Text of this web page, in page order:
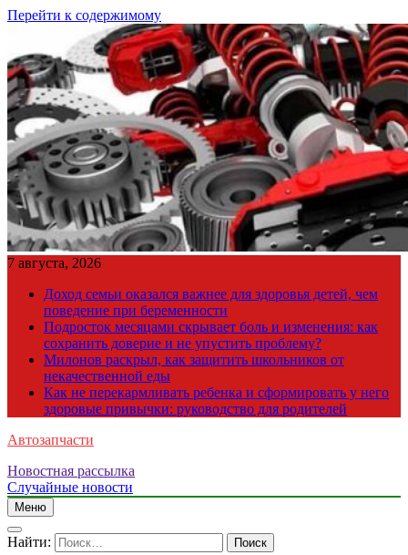
Перейти к содержимому
7 августа, 2026
Доход семьи оказался важнее для здоровья детей, чем
поведение при беременности
Подросток месяцами скрывает боль и изменения: как
сохранить доверие и не упустить проблему?
Милонов раскрыл, как защитить школьников от
некачественной еды
Как не перекармливать ребенка и сформировать у него
здоровые привычки: руководство для родителей
Автозапчасти
Новостная рассылка
Случайные новости
Меню
Найти: